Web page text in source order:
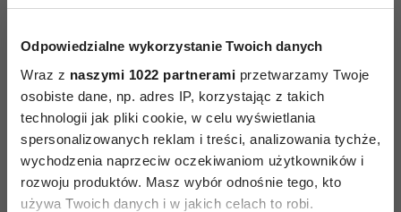
Odpowiedzialne wykorzystanie Twoich danych
Wraz z naszymi 1022 partnerami przetwarzamy Twoje
osobiste dane, np. adres IP, korzystając z takich
technologii jak pliki cookie, w celu wyświetlania
spersonalizowanych reklam i treści, analizowania tychże,
wychodzenia naprzeciw oczekiwaniom użytkowników i
rozwoju produktów. Masz wybór odnośnie tego, kto
używa Twoich danych i w jakich celach to robi.
SENS także w wersji
elektronicznej